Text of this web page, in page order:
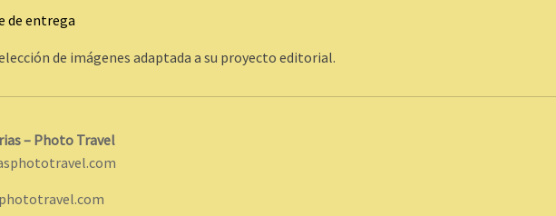
de entrega
de imágenes adaptada a su proyecto editorial.
– Photo Travel